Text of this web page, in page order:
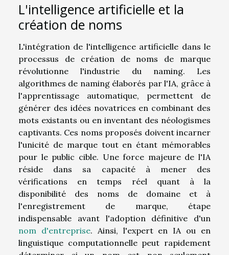
L'intelligence artificielle et la
création de noms
L'intégration de l'intelligence artificielle dans le
processus de création de noms de marque
révolutionne l'industrie du naming. Les
algorithmes de naming élaborés par l'IA, grâce à
l'apprentissage automatique, permettent de
générer des idées novatrices en combinant des
mots existants ou en inventant des néologismes
captivants. Ces noms proposés doivent incarner
l'unicité de marque tout en étant mémorables
pour le public cible. Une force majeure de l'IA
réside dans sa capacité à mener des
vérifications en temps réel quant à la
disponibilité des noms de domaine et à
l'enregistrement de marque, étape
indispensable avant l'adoption définitive d'un
nom d'entreprise. Ainsi, l'expert en IA ou en
linguistique computationnelle peut rapidement